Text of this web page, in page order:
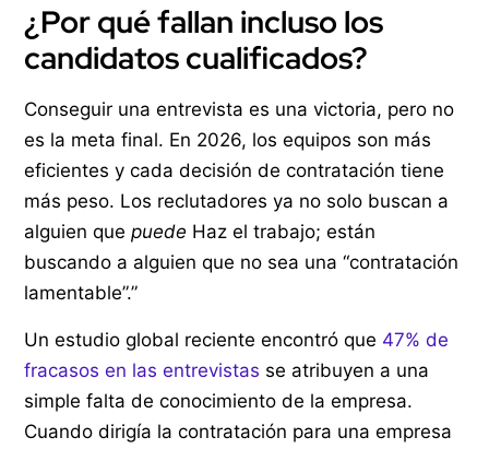
¿Por qué fallan incluso los
candidatos cualificados?
Conseguir una entrevista es una victoria, pero no
es la meta final. En 2026, los equipos son más
eficientes y cada decisión de contratación tiene
más peso. Los reclutadores ya no solo buscan a
alguien quepuede Haz el trabajo; están
buscando a alguien que no sea una “contratación
lamentable”.”
Un estudio global reciente encontró que 47% de
fracasos en las entrevistas se atribuyen a una
simple falta de conocimiento de la empresa.
Cuando dirigía la contratación para una empresa